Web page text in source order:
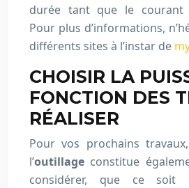
durée tant que le courant
Pour plus d’informations,
différents sites à l’instar de
CHOISIR LA
FONCTION DES
RÉALISER
Pour vos prochains
l’outillage constitue
considérer, que ce soit